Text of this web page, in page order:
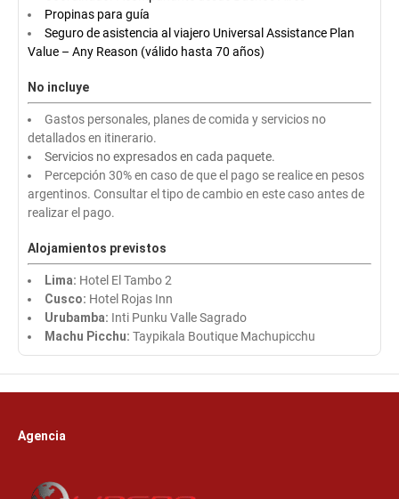
Propinas para guía
Seguro de asistencia al viajero Universal Assistance Plan
Value – Any Reason (válido hasta 70 años)
No incluye
Gastos personales, planes de comida y servicios no
detallados en itinerario.
Servicios no expresados en cada paquete.
Percepción 30% en caso de que el pago se realice en pesos
argentinos. Consultar el tipo de cambio en este caso antes de
realizar el pago.
Alojamientos previstos
Lima: Hotel El Tambo 2
Cusco: Hotel Rojas Inn
Urubamba: Inti Punku Valle Sagrado
Machu Picchu: Taypikala Boutique Machupicchu
Agencia